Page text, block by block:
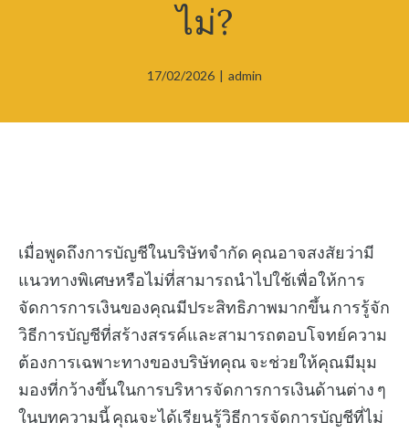
ไม่?
17/02/2026 | admin
เมื่อพูดถึงการบัญชีในบริษัทจำกัด คุณอาจสงสัยว่ามี
แนวทางพิเศษหรือไม่ที่สามารถนำไปใช้เพื่อให้การ
จัดการการเงินของคุณมีประสิทธิภาพมากขึ้น การรู้จัก
วิธีการบัญชีที่สร้างสรรค์และสามารถตอบโจทย์ความ
ต้องการเฉพาะทางของบริษัทคุณ จะช่วยให้คุณมีมุม
มองที่กว้างขึ้นในการบริหารจัดการการเงินด้านต่าง ๆ
ในบทความนี้ คุณจะได้เรียนรู้วิธีการจัดการบัญชีที่ไม่